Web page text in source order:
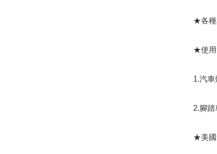
★各種
★使用
1.汽
2.腳
★美國